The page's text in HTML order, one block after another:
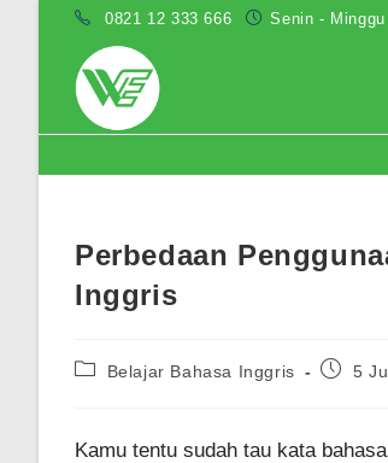
0821 12 333 666 Senin -
Perbedaan
Inggris
PostBelajar Bahasa Inggris
Post5
Kamu tentu sudah tau kata